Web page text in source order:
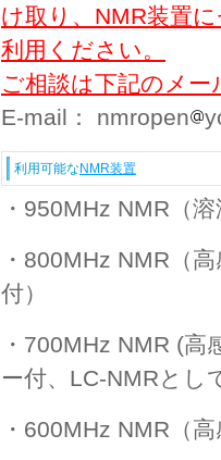
け取り、NMR装置
利用ください。
ご相談は下記のメ
E-mail： nmropen
利用可能な NMR装置
・950MHz NMR（
・800MHz NMR（
付）
・700MHz NMR (
ー付、LC-NMRとし
・600MHz NMR（